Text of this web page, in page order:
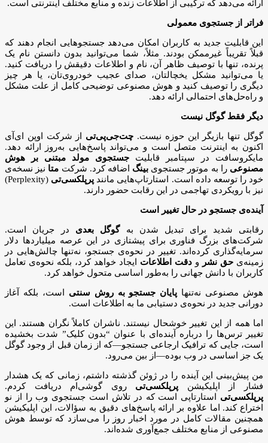
ارائه می‌دهد که ترکیبی از اطلاعات زنده و منابع مختلف اینترنتی است.
فراتر از جستجوی معمولی
این قابلیت جدید به کاربران امکان می‌دهد جستجوهایی انجام دهند که
قبلاً تقریباً غیرممکن بودند. مثلاً، شما می‌توانید بدون دانستن نام یک
پرنده، تنها با توصیف ظاهر آن، نام و اطلاعات دقیقش را دریافت کنید.
یا می‌توانید مشکل یخچالتان، صدای عجیب خودروی‌تان، یا هر چیز
دیگری را توصیف کنید و هوش مصنوعی توضیحی کامل از علت مشکل
و راه‌حل‌های احتمالی ارائه دهد.
دیگر فقط گوگل نیست
گوگل تنها بازیگر این حوزه نیست. چت‌جی‌پی‌تی از شرکت اوپن ا‌ی‌آی
اکنون به اینترنت متصل است و می‌تواند پاسخ‌هایی به‌روز ارائه دهد.
مایکروسافت در سپتامبر قابلیت جستجوی مولد مبتنی بر هوش
مصنوعی را به موتور جستجوی بینگ اضافه کرد. شرکت متا نیز نسخه‌ی
خود را توسعه داده است. استارتاپ‌هایی مانند پرپلکسی‌تی
(Perplexity)
نیز با رویکردی تهاجمی در این رقابت حضور دارند.
آینده‌ی جستجو در حال تغییر است
رقابتی شدید برای تبدیل شدن بهگوگل بعدی در جریان است.
شرکت‌های بزرگ فناوری برای پیشتازی در این عرصه میلیاردها دلار
سرمایه‌گذاری کرده‌اند. تغییر در نحوه‌ی جستجو، نه‌تنها چالش‌هایی در
زمینه‌ی حق نشر و دقت اطلاعات ایجاد خواهد کرد، بلکه نحوه‌ی تعامل
کاربران با دانش جهانی را به‌طور اساسی متحول خواهد کرد.
هوش مصنوعی نه‌تنها پایان جستجو به روش سنتی است، بلکه آغاز
دورانی جدید در نحوه‌ی دستیابی ما به اطلاعات است.
اما همه از این تغییر خوشحال نیستند. ناشران کاملاً نگران هستند. این
تغییر ترس‌ها را درباره آینده‌ای با عنوان “بدون کلیک” شدت بخشیده
است، جایی که ترافیک ارجاعی جستجو—که از زمان قبل از وجود گوگل
یک جز اساسی در وب بوده—از بین می‌رود.
من پیش‌بینی این آینده را در ژوئن گذشته داشتم، زمانی که یک هشدار
فشار از اپلیکیشن پرپلکسی‌تی
روی گوشی‌ام دریافت کردم.
پرپلکسی‌تی استارتاپی است که در تلاش است جستجوی وب را از نو
اختراع کند. اما علاوه بر ارائه پاسخ‌های دقیق به سؤالات، این اپلیکیشن
همچنین مقالات کامل در مورد اخبار روز را می‌سازد که توسط هوش
مصنوعی از منابع مختلف جمع‌آوری شده‌اند.